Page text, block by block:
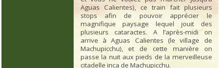
Aguas Calientes), ce train fait plusieurs
stops afin de pouvoir apprécier le
magnifique paysage lequel jouit des
plusieurs cataractes. A l’après-midi on
arrive à Aguas Calientes (le village de
Machupicchu), et de cette manière on
passe la nuit aux pieds de la merveilleuse
citadelle inca de Machupicchu.